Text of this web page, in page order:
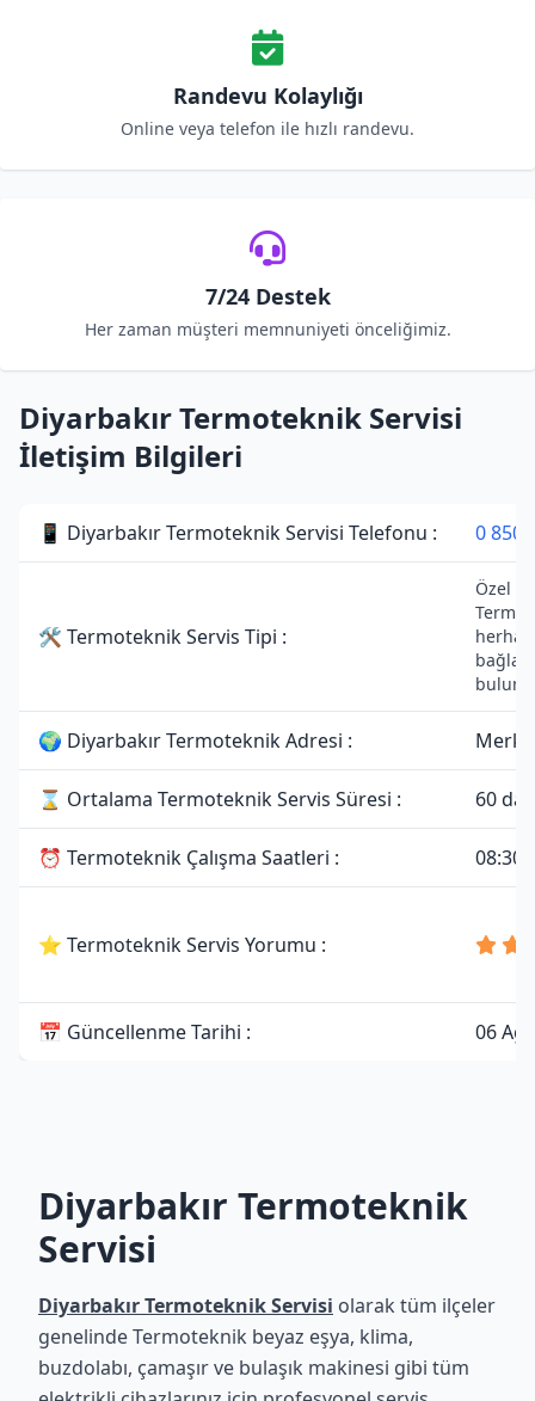
Randevu Kolaylığı
Online veya telefon ile hızlı randevu.
7/24 Destek
Her zaman müşteri memnuniyeti önceliğimiz.
Diyarbakır Termoteknik Servisi
İletişim Bilgileri
📱 Diyarbakır Termoteknik Servisi Telefonu : 0 850
🛠 Termoteknik Servis Tipi :
Özel
🌍 Diyarbakır Termoteknik Adresi :
⌛ Ortalama Termoteknik Servis Süresi : 60
⏰ Termoteknik Çalışma Saatleri : 08:30
⭐ Termoteknik Servis Yorumu :
📅 Güncellenme Tarihi : 06
Diyarbakır Termoteknik
Servisi
Diyarbakır Termoteknik Servisi olarak tüm ilçeler
genelinde Termoteknik beyaz eşya, klima,
buzdolabı, çamaşır ve bulaşık makinesi gibi tüm